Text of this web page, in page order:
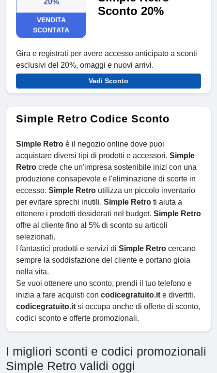
20%
VENDITA
SCONTATA
Sconto 20%
Gira e registrati per avere accesso anticipato a sconti
esclusivi del 20%, omaggi e nuovi arrivi.
Vedi Sconto
Simple Retro Codice Sconto
Simple Retro è il negozio online dove puoi
acquistare diversi tipi di prodotti e accessori. Simple
Retro crede che un'impresa sostenibile inizi con una
produzione consapevole e l'eliminazione di scorte in
eccesso. Simple Retro utilizza un piccolo inventario
per evitare sprechi inutili. Simple Retro ti aiuta a
ottenere i prodotti desiderati nel budget. Simple Retro
offre al cliente fino al 5% di sconto su articoli
selezionati.
I fantastici prodotti e servizi di Simple Retro cercano
sempre la soddisfazione del cliente e portano gioia
nella vita.
Se vuoi ottenere uno sconto, prendi il tuo telefono e
inizia a fare acquisti con codicegratuito.it e divertiti.
codicegratuito.it si occupa anche di offerte di sconto,
codici sconto e offerte promozionali.
I migliori sconti e codici promozionali
Simple Retro validi oggi